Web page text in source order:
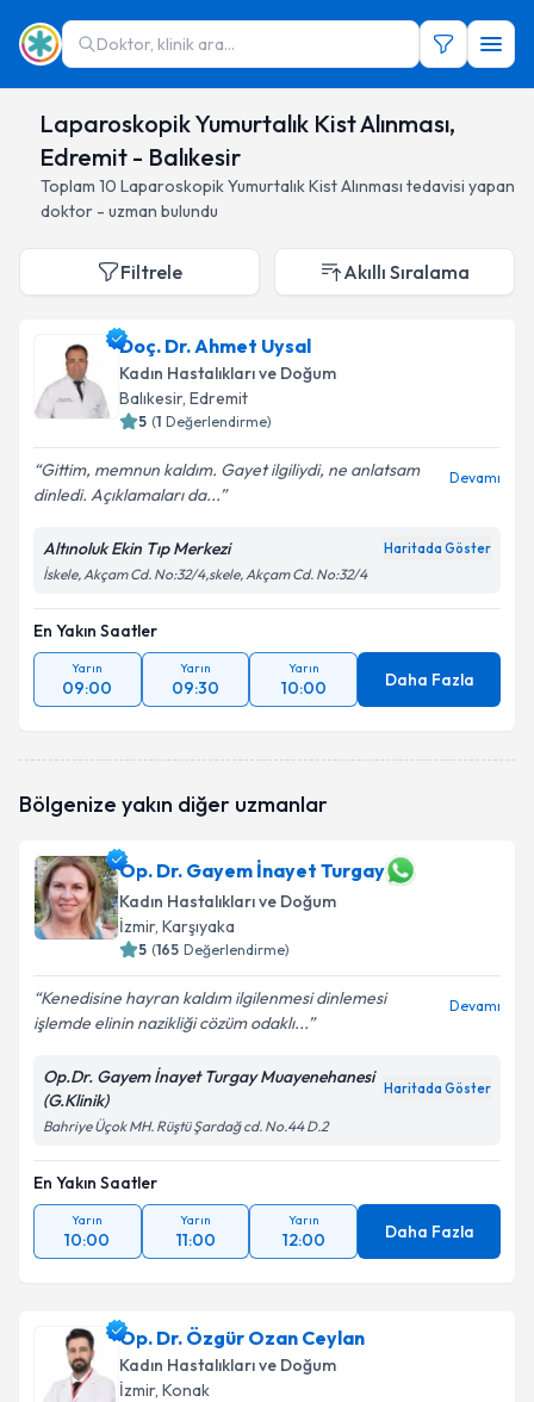
Doktor, klinik ara...
Laparoskopik Yumurtalık Kist Alınması,
Edremit - Balıkesir
Toplam 10 Laparoskopik Yumurtalık Kist Alınması tedavisi yapan
doktor - uzman bulundu
Filtrele Akıllı Sıralama
Doç. Dr. Ahmet Uysal
Kadın Hastalıkları ve Doğum
Balıkesir, Edremit
5 (1 Değerlendirme)
Gittim, memnun kaldım. Gayet ilgiliydi, ne anlatsam
dinledi. Açıklamaları da...
Devamı
Altınoluk Ekin Tıp Merkezi Haritada Göster
İskele, Akçam Cd. No:32/4,skele, Akçam Cd. No:32/4
En Yakın Saatler
Yarın
09:00
Yarın
09:30
Yarın
10:00 Daha Fazla
Bölgenize yakın diğer uzmanlar
Op. Dr. Gayem İnayet Turgay
Kadın Hastalıkları ve Doğum
İzmir, Karşıyaka
5 (165 Değerlendirme)
Kenedisine hayran kaldım ilgilenmesi dinlemesi
işlemde elinin nazikliği cözüm odaklı...
Devamı
Op.Dr. Gayem İnayet Turgay Muayenehanesi
(G.Klinik)
Haritada Göster
Bahriye Üçok MH. Rüştü Şardağ cd. No.44 D.2
En Yakın Saatler
Yarın
10:00
Yarın
11:00
Yarın
12:00 Daha Fazla
Op. Dr. Özgür Ozan Ceylan
Kadın Hastalıkları ve Doğum
İzmir, Konak